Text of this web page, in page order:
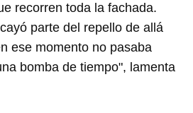
recorren toda la fachada.
parte del repello de allá
ese momento no pasaba
bomba de tiempo", lamenta